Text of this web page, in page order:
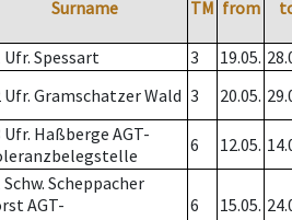
Surname TM from
Ufr. Spessart 3 19.05.
Ufr. Gramschatzer Wald 3 20.05.
Ufr. Haßberge AGT-
6 12.05.
Schw. Scheppacher
AGT-
6 15.05.